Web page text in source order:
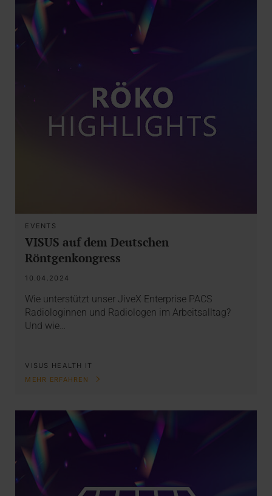
EVENTS
VISUS auf dem Deutschen
Röntgenkongress
10.04.2024
Wie unterstützt unser JiveX Enterprise PACS
Radiologinnen und Radiologen im Arbeitsalltag?
Und wie…
VISUS HEALTH IT
MEHR ERFAHREN